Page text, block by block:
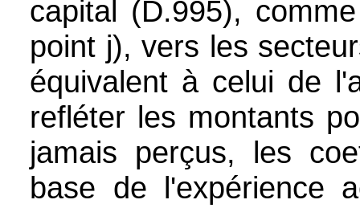
capital (D.995),
point j), vers les
équivalent à celui de
refléter les montants
jamais perçus, les
base de l'expérience